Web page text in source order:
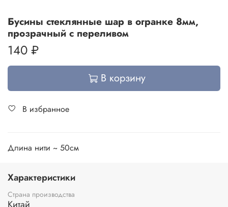
Бусины стеклянные шар в огранке 8мм,
прозрачный с переливом
140 ₽
В корзину
В избранное
Длина нити ~ 50см
Характеристики
Страна производства
Китай